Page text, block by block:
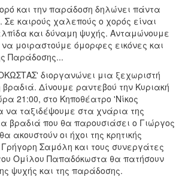
και την παράδοση δηλώνει πάντα
Σε καιρούς χαλεπούς ο χορός είναι
και δύναμη ψυχής. Ανταμώνουμε
μοιραστούμε όμορφες εικόνες και
Παράδοσης...
διοργανώνει μια ξεχωριστή
βραδιά. Δίνουμε ραντεβού την Κυριακή
21:00, στο Κηποθέατρο 'Νίκος
να ταξιδέψουμε στα χνάρια της
βραδιά που θα παρουσιάσει ο Γιώργος
ακουστούν οι ήχοι της κρητικής
Γρήγορη Σαμόλη και τους συνεργάτες
Ομίλου Παπαδόκωστα θα πατήσουν
ψυχής και της παράδοσης.